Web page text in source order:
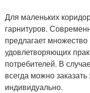
Для маленьких
гарнитуров.
предлагает
удовлетворяющих
потребителей. В
всегда можно
индивидуально.